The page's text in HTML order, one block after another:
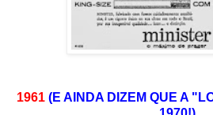
1961 (E AINDA DIZEM QUE A